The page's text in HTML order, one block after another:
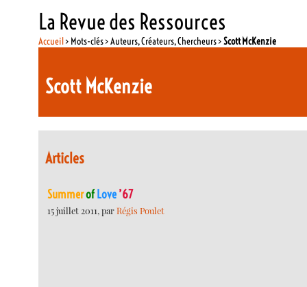
La Revue des Ressources
Accueil> Mots-clés > Auteurs, Créateurs, Chercheurs >Scott McKenzie
Scott McKenzie
Articles
Summerof Love ’67
15 juillet 2011, parRégis Poulet